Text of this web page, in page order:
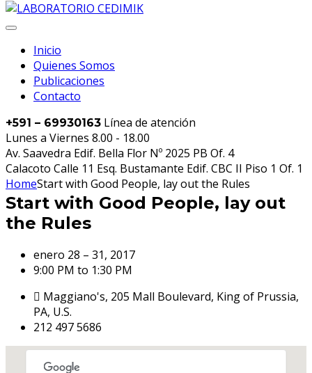
Inicio
Quienes Somos
Publicaciones
Contacto
+591 – 69930163 Línea de atención
Lunes a Viernes 8.00 - 18.00
Av. Saavedra Edif. Bella Flor Nº 2025 PB Of. 4
Calacoto Calle 11 Esq. Bustamante Edif. CBC II Piso 1 Of. 1
HomeStart with Good People, lay out the Rules
Start with Good People, lay out
the Rules
enero 28 – 31, 2017
9:00 PM to 1:30 PM
Maggiano's, 205 Mall Boulevard, King of Prussia,
PA, U.S.
212 497 5686